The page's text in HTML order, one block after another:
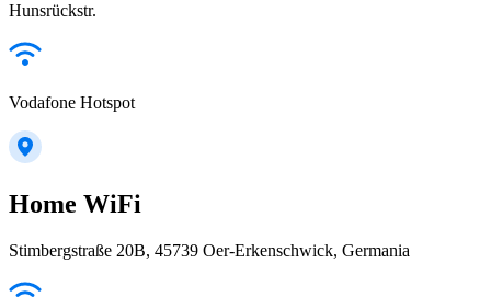
Hunsrückstr.
Vodafone Hotspot
Home WiFi
Stimbergstraße 20B, 45739 Oer-Erkenschwick, Germania